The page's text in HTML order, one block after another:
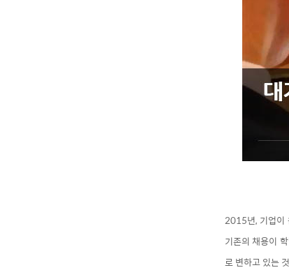
2015년, 기업이
기존의 채용이
로 변하고 있는